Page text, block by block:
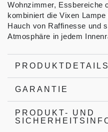
Wohnzimmer, Essbereiche
kombiniert die Vixen
Hauch von Raffinesse und
Atmosphäre in jedem
PRODUKTDETAILS
GARANTIE
PRODUKT- UND